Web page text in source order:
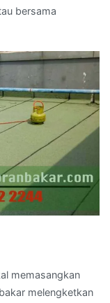
bersama
memasangkan
melengketkan